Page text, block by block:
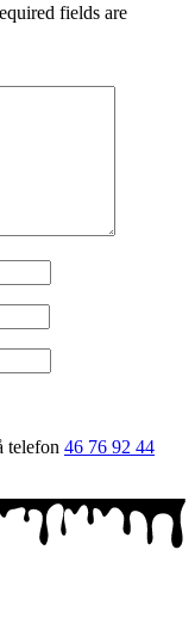
fields are
telefon 46 76 92 44